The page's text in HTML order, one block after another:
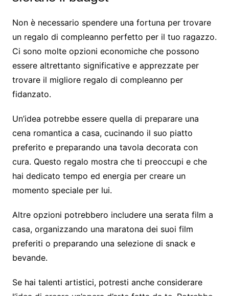
Non è necessario spendere una fortuna per trovare
un regalo di compleanno perfetto per il tuo ragazzo.
Ci sono molte opzioni economiche che possono
essere altrettanto significative e apprezzate per
trovare il migliore regalo di compleanno per
fidanzato.
Un’idea potrebbe essere quella di preparare una
cena romantica a casa, cucinando il suo piatto
preferito e preparando una tavola decorata con
cura. Questo regalo mostra che ti preoccupi e che
hai dedicato tempo ed energia per creare un
momento speciale per lui.
Altre opzioni potrebbero includere una serata film a
casa, organizzando una maratona dei suoi film
preferiti o preparando una selezione di snack e
bevande.
Se hai talenti artistici, potresti anche considerare